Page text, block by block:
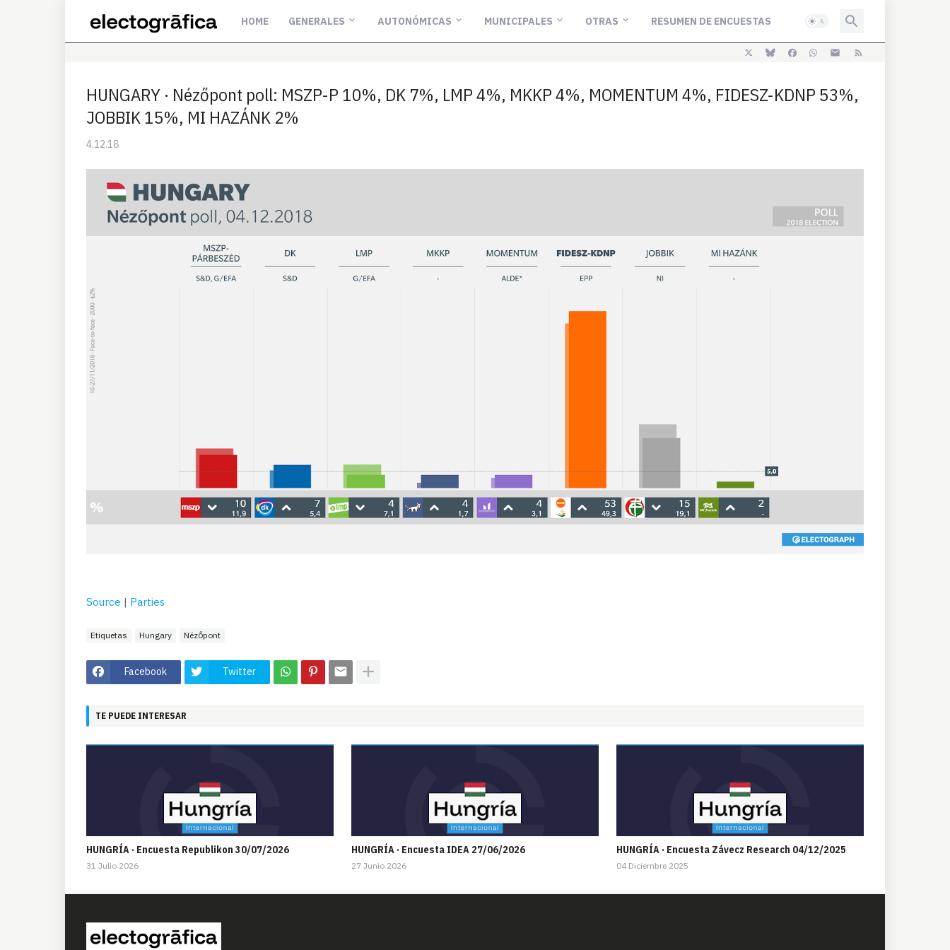
HOME GENERALES AUTONÓMICAS MUNICIPALES OTRAS RESUMEN DE ENCUESTAS
HUNGARY · Nézőpont poll: MSZP-P 10%, DK 7%, LMP 4%, MKKP 4%, MOMENTUM 4%, FIDESZ-KDNP 53%,
JOBBIK 15%, MI HAZÁNK 2%
4.12.18
Source | Parties
Etiquetas Hungary Nézőpont
Facebook Twitter
TE PUEDE INTERESAR
HUNGRÍA · Encuesta Republikon 30/07/2026
31 Julio 2026
HUNGRÍA · Encuesta IDEA 27/06/2026
27 Junio 2026
HUNGRÍA · Encuesta Závecz Research 04/12/2025
04 Diciembre 2025